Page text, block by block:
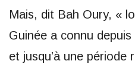
Mais, dit Bah Oury, «
Guinée a connu
et jusqu’à une période